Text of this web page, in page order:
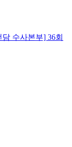
수사본부] 36회